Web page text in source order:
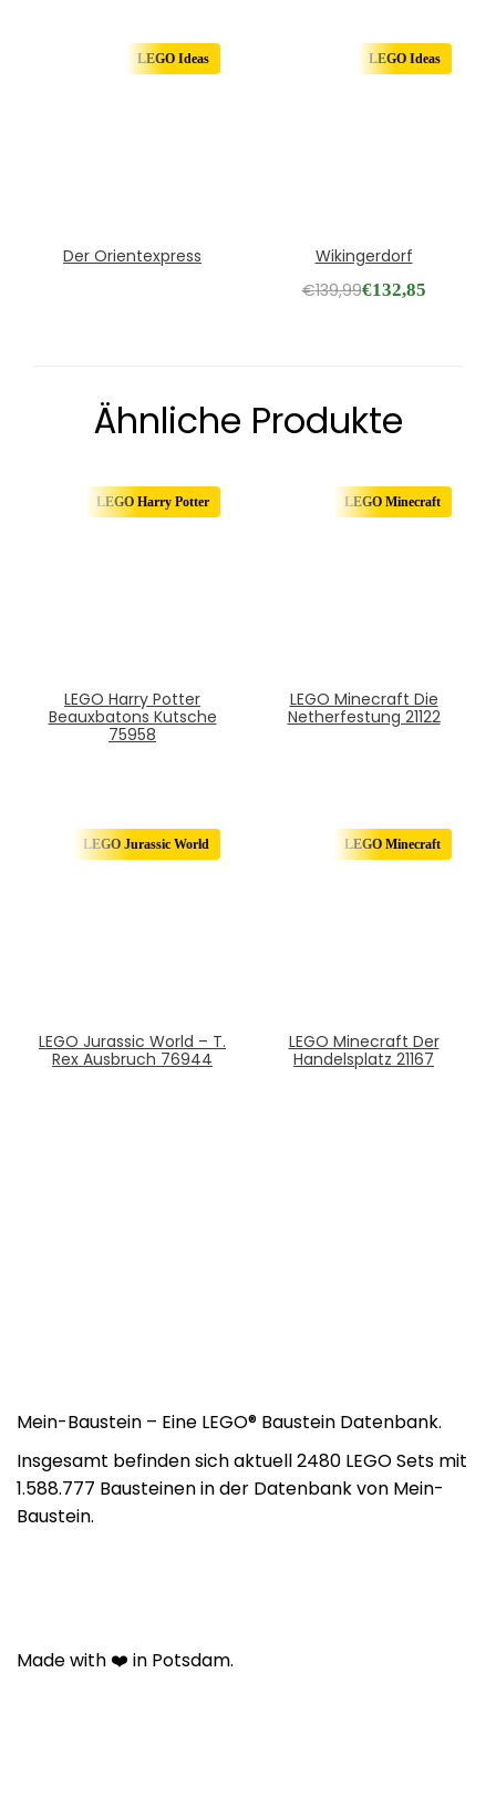
LEGO Ideas
Der Orientexpress
LEGO Ideas
Wikingerdorf
€139,99€132,85
Ähnliche Produkte
LEGO Harry Potter
LEGO Harry Potter
Beauxbatons Kutsche
75958
LEGO Minecraft
LEGO Minecraft Die
Netherfestung 21122
LEGO Jurassic World
LEGO Jurassic World – T.
Rex Ausbruch 76944
LEGO Minecraft
LEGO Minecraft Der
Handelsplatz 21167
Mein-Baustein – Eine LEGO® Baustein Datenbank.
Insgesamt befinden sich aktuell 2480 LEGO Sets mit
1.588.777 Bausteinen in der Datenbank von Mein-
Baustein.
Made with ❤️ in Potsdam.